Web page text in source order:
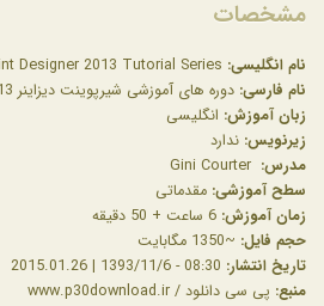
مشخصات
نام انگلیسی:
نام فارسی: دوره های آموزشی شیرپوینت دیزاینر 2013
زبان آموزش: انگلیسی
زیرنویس: ندارد
مدرس: Gini Courter
سطح آموزشی: مقدماتی
زمان آموزش:
حجم فایل: ~1350 مگابایت
تاریخ انتشار:
منبع: پی سی دانلود / www.p30download.ir